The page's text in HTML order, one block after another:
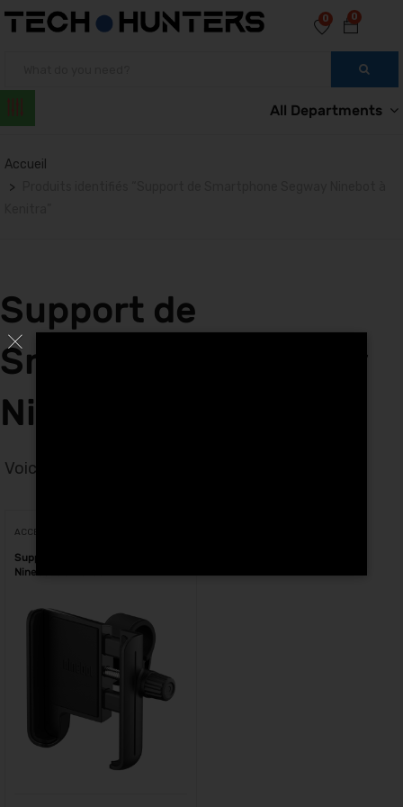
0
0
All Departments
Accueil
Support de
Smartphone Segway
Ninebot à Kenitra
Voici le seul résultat
ACCESSOIRES
Support de téléphone Segway
Ninebot au Maroc